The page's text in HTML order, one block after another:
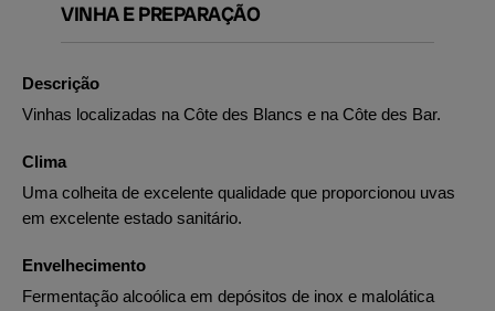
VINHA E PREPARAÇÃO
Descrição
Vinhas localizadas na Côte des Blancs e na Côte des Bar.
Clima
Uma colheita de excelente qualidade que proporcionou uvas
em excelente estado sanitário.
Envelhecimento
Fermentação alcoólica em depósitos de inox e malolática